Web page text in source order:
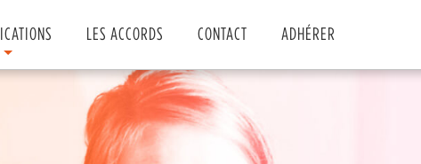
LES ACCORDS CONTACT
ADHÉRER